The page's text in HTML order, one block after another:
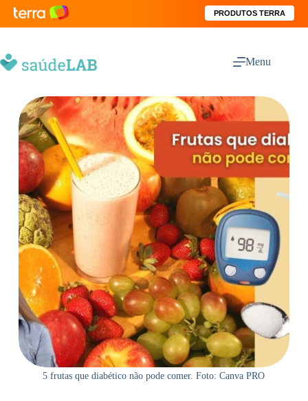
PRODUTOS TERRA
Menu
5 frutas que diabético não pode comer. Foto: Canva PRO